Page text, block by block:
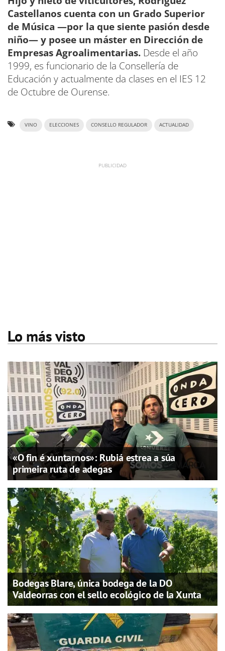
Castellanos cuenta con un Grado Superior
de Música —por la que siente pasión desde
niño— y posee un máster en Dirección de
Empresas Agroalimentarias. Desde el año
1999, es funcionario de la Consellería de
Educación y actualmente da clases en el IES 12
de Octubre de Ourense.
VINO ELECCIONES CONSELLO REGULADOR ACTUALIDAD
Lo más visto
«O fin é xuntarnos»: Rubiá estrea a súa
primeira ruta de adegas
Bodegas Blare, única bodega de la DO
Valdeorras con el sello ecológico de la Xunta